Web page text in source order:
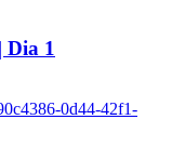
Dia 1
0d44-42f1-